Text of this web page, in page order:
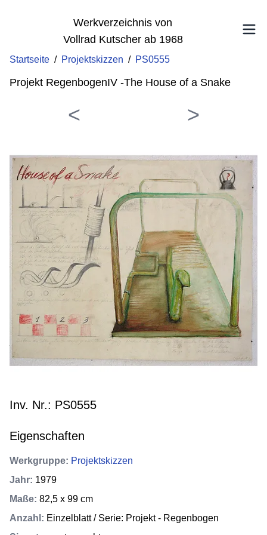
Werkverzeichnis von
Vollrad Kutscher ab 1968
Startseite / Projektskizzen / PS0555
Projekt RegenbogenIV -The House of a Snake
Inv. Nr.: PS0555
Eigenschaften
Werkgruppe: Projektskizzen
Jahr: 1979
Maße: 82,5 x 99 cm
Anzahl : Einzelblatt / Serie: Projekt - Regenbogen
< >